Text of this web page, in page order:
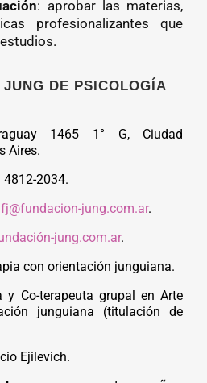
: aprobar las materias,
profesionalizantes que
DE PSICOLOGÍA
1465 1° G, Ciudad
Aires.
4812-2034.
jung.com.ar.
jung.com.ar.
con orientación junguiana.
y Co-terapeuta grupal en Arte
junguiana (titulación de
Ejilevich.